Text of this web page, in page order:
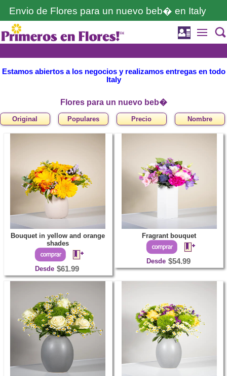
Envio de Flores para un nuevo beb� en Italy
Estamos abiertos a los negocios y realizamos entregas en todo
Italy
Flores para un nuevo beb�
Original Populares Precio Nombre
Bouquet in yellow and orange
shades
Desde $61.99
Fragrant bouquet
Desde $54.99